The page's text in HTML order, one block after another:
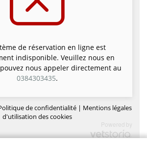
de réservation en ligne est
indisponible. Veuillez nous en
nous appeler directement au
0384303435.
de confidentialité | Mentions légales
d'utilisation des cookies